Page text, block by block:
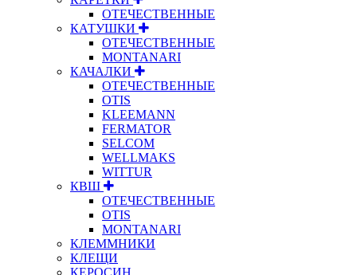
ОТЕЧЕСТВЕННЫЕ
КАТУШКИ
ОТЕЧЕСТВЕННЫЕ
MONTANARI
КАЧАЛКИ
ОТЕЧЕСТВЕННЫЕ
OTIS
KLEEMANN
FERMATOR
SELCOM
WELLMAKS
WITTUR
КВШ
ОТЕЧЕСТВЕННЫЕ
OTIS
MONTANARI
КЛЕММНИКИ
КЛЕЩИ
КЕРОСИН